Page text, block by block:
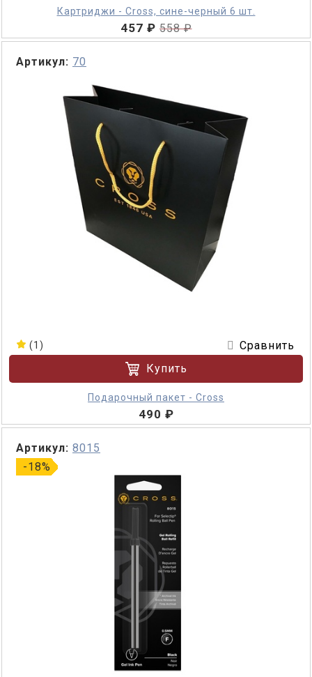
Картриджи - Cross, сине-черный 6 шт.
457 ₽ 558 ₽
Артикул: 70
(1)
Сравнить
Купить
Подарочный пакет - Cross
490 ₽
-18%
Артикул: 8015